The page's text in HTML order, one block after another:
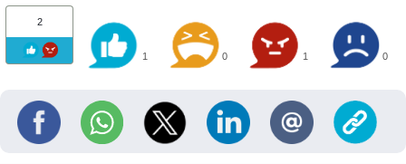
2
1 0 1 0